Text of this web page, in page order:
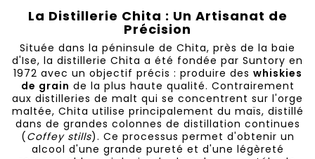
La Distillerie Chita : Un Artisanat de
Précision
Située dans la péninsule de Chita, près de la baie
d'Ise, la distillerie Chita a été fondée par Suntory en
1972 avec un objectif précis : produire des whiskies
de grain de la plus haute qualité. Contrairement
aux distilleries de malt qui se concentrent sur l'orge
maltée, Chita utilise principalement du maïs, distillé
dans de grandes colonnes de distillation continues
(Coffey stills). Ce processus permet d'obtenir un
alcool d'une grande pureté et d'une légèreté